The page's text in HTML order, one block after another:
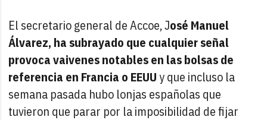
El secretario general de Accoe, José Manuel
Álvarez, ha subrayado que cualquier señal
provoca vaivenes notables en las bolsas de
referencia en Francia o EEUUy que incluso la
semana pasada hubo lonjas españolas que
tuvieron que parar por la imposibilidad de fijar